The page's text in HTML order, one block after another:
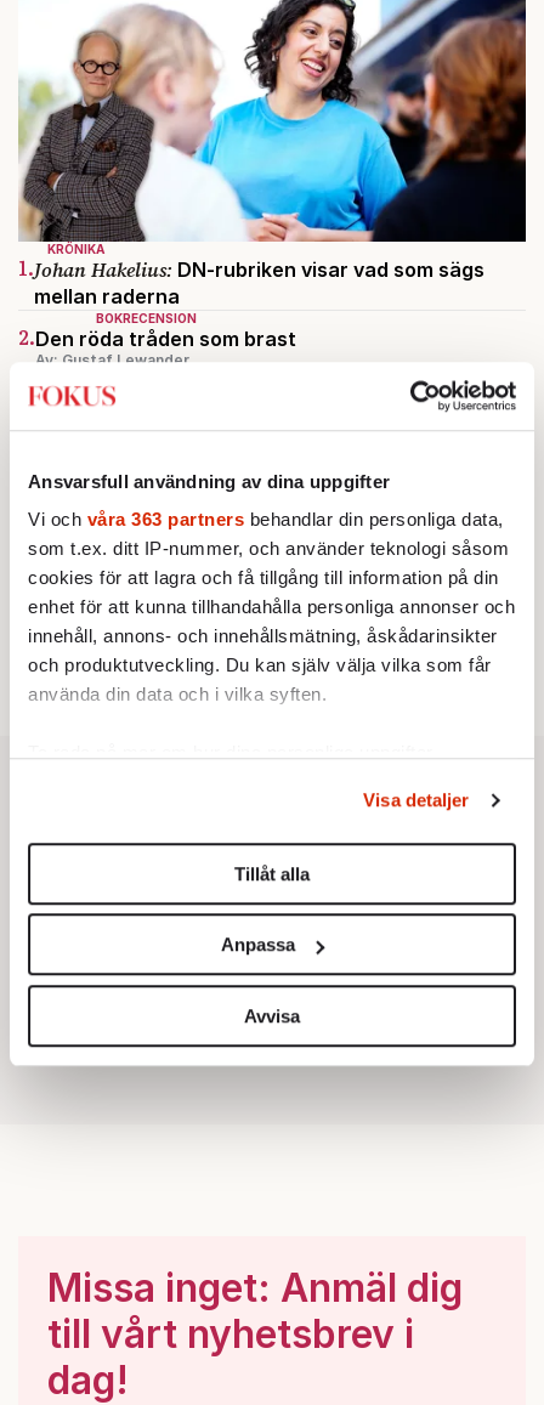
Ansvarsfull användning av dina uppgifter
Vi och våra 363 partners behandlar din personliga data,
som t.ex. ditt IP-nummer, och använder teknologi såsom
cookies för att lagra och få tillgång till information på din
enhet för att kunna tillhandahålla personliga annonser och
innehåll, annons- och innehållsmätning, åskådarinsikter
och produktutveckling. Du kan själv välja vilka som får
använda din data och i vilka syften.
Du kan ändra eller dra tillbaka ditt samtycke när som
helst från cookie-förklaringen.
Vi använder enhetsidentifierare för att anpassa innehållet
för sociala medier och analysera vår trafik. Vi
vidarebefordrar även sådana identifierare och annan
information från din enhet till de sociala medier och
annons- och analysföretag som vi samarbetar med.
Dessa kan i sin tur kombinera informationen med annan
Visa detaljer
Tillåt alla
Anpassa
Avvisa
KRÖNIKA
1.Johan Hakelius: DN-rubriken visar vad som sägs
mellan raderna
BOKRECENSION
2.Den röda tråden som brast
Av: Gustaf Lewander
3.Vattenbristen är här – men var femte liter läcker
ut
4.Nina Lekander:På ”Kommunisthögskolan” drömde
alla om att vara arbetarklass
5.Frans Wachtmeister:Ja, AC är ett hot mot den
franska civilisationen
STICKET
6. Bitte Assarmo:
Sagan om den lågbegåvade
ursprungsbefolkningen i Filipstad
Missa inget: Anmäl dig
till vårt nyhetsbrev i
dag!